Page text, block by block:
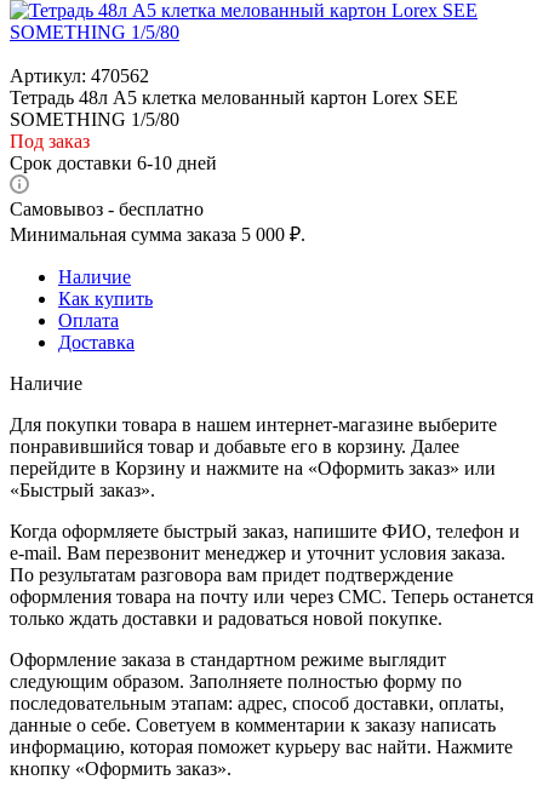
Артикул: 470562
Тетрадь 48л А5 клетка мелованный картон Lorex SEE
SOMETHING 1/5/80
Под заказ
Срок доставки 6-10 дней
Самовывоз - бесплатно
Минимальная сумма заказа 5 000 ₽.
Наличие
Как купить
Оплата
Доставка
Наличие
Для покупки товара в нашем интернет-магазине выберите
понравившийся товар и добавьте его в корзину. Далее
перейдите в Корзину и нажмите на «Оформить заказ» или
«Быстрый заказ».
Когда оформляете быстрый заказ, напишите ФИО, телефон и
e-mail. Вам перезвонит менеджер и уточнит условия заказа.
По результатам разговора вам придет подтверждение
оформления товара на почту или через СМС. Теперь останется
только ждать доставки и радоваться новой покупке.
Оформление заказа в стандартном режиме выглядит
следующим образом. Заполняете полностью форму по
последовательным этапам: адрес, способ доставки, оплаты,
данные о себе. Советуем в комментарии к заказу написать
информацию, которая поможет курьеру вас найти. Нажмите
кнопку «Оформить заказ».